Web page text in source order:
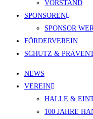
VORSTAND
SPONSOREN
SPONSOR
FÖRDERVEREIN
SCHUTZ &
NEWS
VEREIN
HALLE &
100 JAHRE